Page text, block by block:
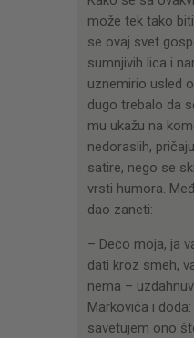
može tek tako
se ovaj svet
sumnjivih lica i
uznemirio usled
dugo trebalo da
mu ukažu na
nedoraslih,
satire, nego se
vrsti humora.
dao zaneti:
– Deco moja, ja
dati kroz smeh,
nema –
Markovića i
savetujem ono